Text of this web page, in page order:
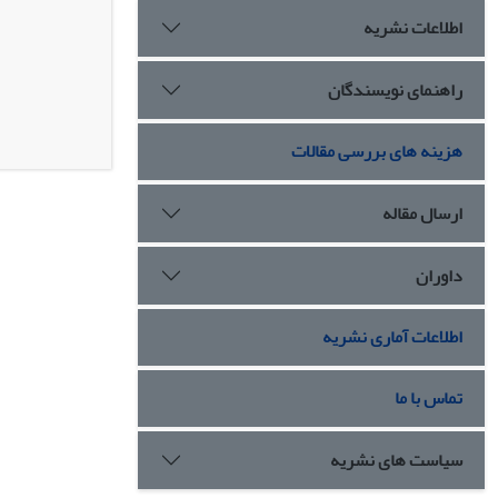
اطلاعات نشریه
راهنمای نویسندگان
هزینه های بررسی مقالات
ارسال مقاله
داوران
اطلاعات آماری نشریه
تماس با ما
سیاست های نشریه